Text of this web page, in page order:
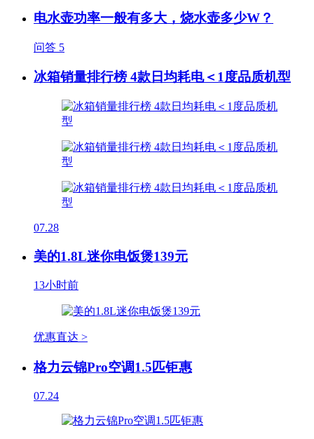
电水壶功率一般有多大，烧水壶多少W？
问答 5
冰箱销量排行榜 4款日均耗电＜1度品质机型
07.28
美的1.8L迷你电饭煲139元
13小时前
优惠直达 >
格力云锦Pro空调1.5匹钜惠
07.24